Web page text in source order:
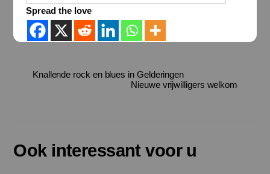
Spread the love
Knallende rock en blues in Gelderingen
Nieuwe vrijwilligers welkom
Ook interessant voor u